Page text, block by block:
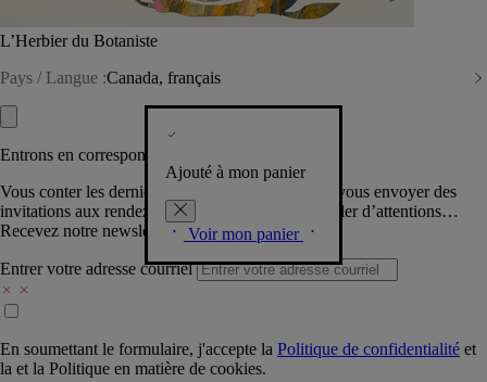
L’Herbier du Botaniste
Pays / Langue :Canada, français
Ajouté à mon panier
Voir mon panier
Entrons en correspondance​
Vous conter les dernières créations de la Maison, vous envoyer des
invitations aux rendez-vous Diptyque, vous combler d’attentions…
Recevez notre newsletter.
Entrer votre adresse courriel
En soumettant le formulaire, j'accepte la Politique de confidentialité et
la et la Politique en matière de cookies.